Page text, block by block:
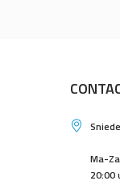
Ma-
20:00